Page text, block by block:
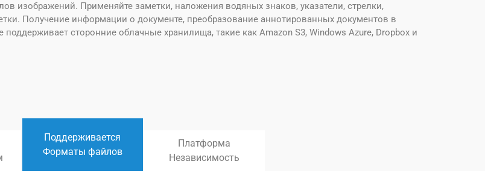
изображений. Применяйте заметки, наложения водяных знаков, указатели, стрелки,
Получение информации о документе, преобразование аннотированных документов в
сторонние облачные хранилища, такие как Amazon S3, Windows Azure, Dropbox и
Поддерживается
Форматы файлов
Платформа
Независимость